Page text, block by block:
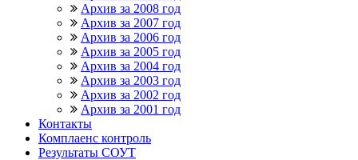
Архив за 2008 год
Архив за 2007 год
Архив за 2006 год
Архив за 2005 год
Архив за 2004 год
Архив за 2003 год
Архив за 2002 год
Архив за 2001 год
Контакты
Комплаенс контроль
Результаты СОУТ